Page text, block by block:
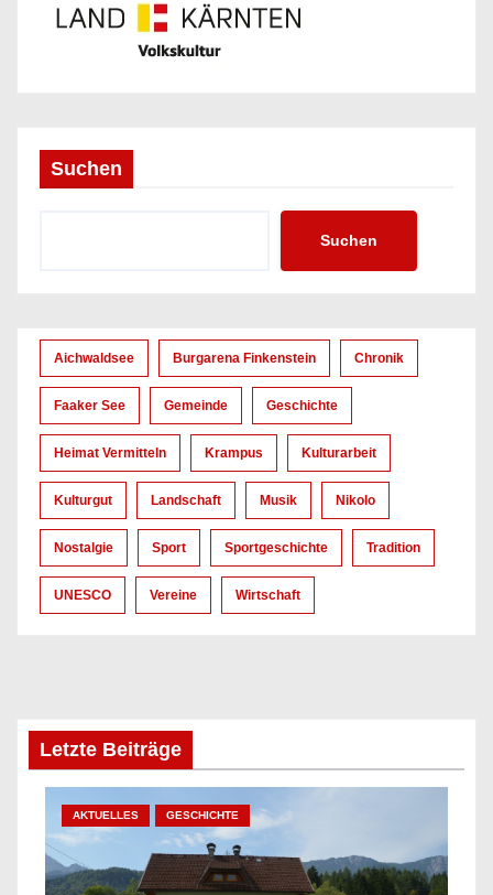
Suchen
Suchen
Aichwaldsee Burgarena Finkenstein Chronik
Faaker See Gemeinde Geschichte
Heimat Vermitteln Krampus Kulturarbeit
Kulturgut Landschaft Musik Nikolo
Nostalgie Sport Sportgeschichte Tradition
UNESCO Vereine Wirtschaft
Letzte Beiträge
AKTUELLES GESCHICHTE